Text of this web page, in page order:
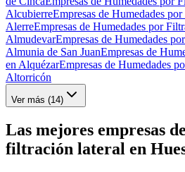
AlcubierreEmpresas de Humedades
AlerreEmpresas de Humedades por
AlmudevarEmpresas de Humedades
Almunia de San JuanEmpresas de
en AlquézarEmpresas de Humedades
Altorricón
Ver más (14)
Las mejores empresas
filtración lateral en